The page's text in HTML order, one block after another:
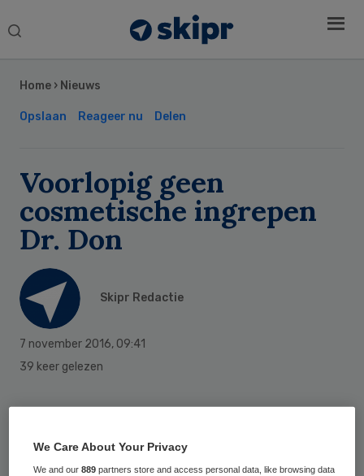
Search
Home › Nieuws
Opslaan Reageer nu Delen
Voorlopig geen
cosmetische ingrepen
Dr. Don
Skipr Redactie
7 november 2016, 09:41
39 keer gelezen
geen operaties meer uitvoeren. De
Inspectie voor de Gezondheidszorg (IGZ)
Sidebar
We Care About Your Privacy
We and our889 partners store and access personal data, like browsing data